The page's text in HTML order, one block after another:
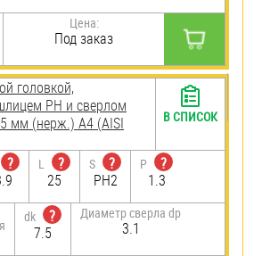
Цена:
Под заказ
головкой,
PH и сверлом
мм (нерж.) A4 (AISI
?
L
?
25
S
?
PH2
P
?
1.3
dk
?
7.5
Диаметр сверла dp
3.1
В СПИСОК